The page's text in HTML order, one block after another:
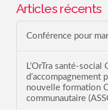
Articles récents
Conférence pour
L’OrTra santé-social
d’accompagnement
nouvelle formation
communautaire